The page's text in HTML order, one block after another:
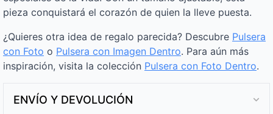
pieza conquistará el corazón de quien la lleve puesta.
¿Quieres otra idea de regalo parecida? Descubre Pulsera
con Foto o Pulsera con Imagen Dentro. Para aún más
inspiración, visita la colección Pulsera con Foto Dentro.
ENVÍO Y DEVOLUCIÓN